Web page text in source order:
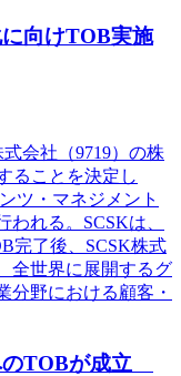
向けTOB実施
会社（9719）の株
ることを決定し
ツ・マネジメント
れる。SCSKは、
完了後、SCSK株式
全世界に展開するグ
分野における顧客・
のTOBが成立